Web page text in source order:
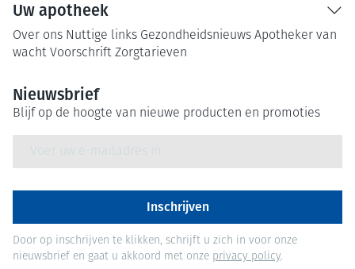
Uw apotheek
Over ons Nuttige links Gezondheidsnieuws Apotheker van
wacht Voorschrift Zorgtarieven
Nieuwsbrief
Blijf op de hoogte van nieuwe producten en promoties
Inschrijven
Door op inschrijven te klikken, schrijft u zich in voor onze
nieuwsbrief en gaat u akkoord met onze privacy policy.